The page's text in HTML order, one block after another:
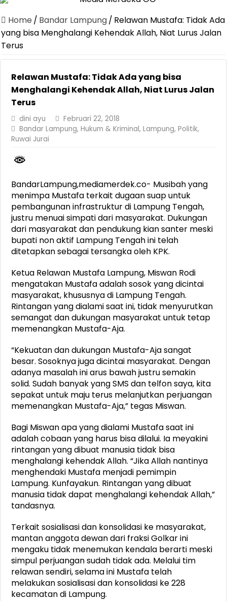
Canangkan Desa TAPIS dan Luncurkan Sekolah Lansia di
Pemprov Lampung Berhasil Kendalikan Inflasi, Jadi Provinsi
Pemprov Lampung Perkuat Pembangunan Rumah Layak Huni
Pastikan Pelayanan Maksimal, Direksi Jasa Raharja Tinjau Korban
Dirut Jasa Raharja Dampingi Wamenhub Tinjau Penanganan
Jasa Raharja Jamin Seluruh Korban Kebakaran KM Mutiara
Gubernur Mirza Ajak IAI Darul Fattah Cetak SDM Adaptif
Home / Bandar Lampung/ Relawan Mustafa: Tidak Ada
yang bisa Menghalangi Kehendak Allah, Niat Lurus Jalan
Terus
Relawan Mustafa: Tidak Ada yang bisa
Menghalangi Kehendak Allah, Niat Lurus Jalan
Terus
dini ayu
Februari 22, 2018
Bandar Lampung,Hukum & Kriminal,Lampung,Politik,
Ruwai Jurai
BandarLampung,mediamerdek.co- Musibah yang
menimpa Mustafa terkait dugaan suap untuk
pembangunan infrastruktur di Lampung Tengah,
justru menuai simpati dari masyarakat. Dukungan
dari masyarakat dan pendukung kian santer meski
bupati non aktif Lampung Tengah ini telah
ditetapkan sebagai tersangka oleh KPK.
Ketua Relawan Mustafa Lampung, Miswan Rodi
mengatakan Mustafa adalah sosok yang dicintai
masyarakat, khususnya di Lampung Tengah.
Rintangan yang dialami saat ini, tidak menyurutkan
semangat dan dukungan masyarakat untuk tetap
memenangkan Mustafa-Aja.
“Kekuatan dan dukungan Mustafa-Aja sangat
besar. Sosoknya juga dicintai masyarakat. Dengan
adanya masalah ini arus bawah justru semakin
solid. Sudah banyak yang SMS dan telfon saya, kita
sepakat untuk maju terus melanjutkan perjuangan
memenangkan Mustafa-Aja,” tegas Miswan.
Bagi Miswan apa yang dialami Mustafa saat ini
adalah cobaan yang harus bisa dilalui. Ia meyakini
rintangan yang dibuat manusia tidak bisa
menghalangi kehendak Allah. “Jika Allah nantinya
menghendaki Mustafa menjadi pemimpin
Lampung. Kunfayakun. Rintangan yang dibuat
manusia tidak dapat menghalangi kehendak Allah,”
tandasnya.
Terkait sosialisasi dan konsolidasi ke masyarakat,
mantan anggota dewan dari fraksi Golkar ini
mengaku tidak menemukan kendala berarti meski
simpul perjuangan sudah tidak ada. Melalui tim
relawan sendiri, selama ini Mustafa telah
melakukan sosialisasi dan konsolidasi ke 228
kecamatan di Lampung.